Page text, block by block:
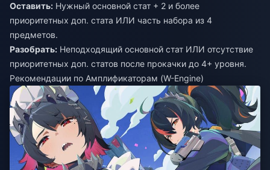
Оставить: Нужный основной стат + 2 и более
приоритетных доп. стата ИЛИ часть набора из 4
Разобрать: Неподходящий основной стат ИЛИ отсутствие
приоритетных доп. статов после прокачки до 4+ уровня.
Рекомендации по Амплификаторам (W-Engine)